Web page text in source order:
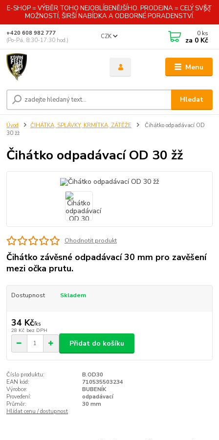
E-SHOP = VÝBĚR TOHO NEJOBLÍBENĚJŠÍHO. PRODEJNA = CELÝ SVĚT
MOŽNOSTÍ, ŠIRŠÍ NABÍDKA A ODBORNÉ PORADENSTVÍ.
Menu
CZK
Hledat
+420 608 982 777
(Po-Pá, 8:30-17:30 hod.)
0 ks
za 0 Kč
Úvod ČIHÁTKA, SPLÁVKY, KRMÍTKA, ZÁTĚŽE
Čihátko odpadávací OD
30 žž
Čihátko odpadávací OD 30 žž
Ohodnotit produkt
Čihátko závěsné odpadávací 30 mm pro zavěšení
mezi očka prutu.
Dostupnost Skladem
34 Kč/ks
28 Kč bez DPH
Přidat do košíku
Číslo produktu:
B.OD30
EAN kód:
710535503234
Výrobce:
BUBENÍK
Provedení:
odpadávací
Průměr:
30 mm
Hlídat cenu / dostupnost